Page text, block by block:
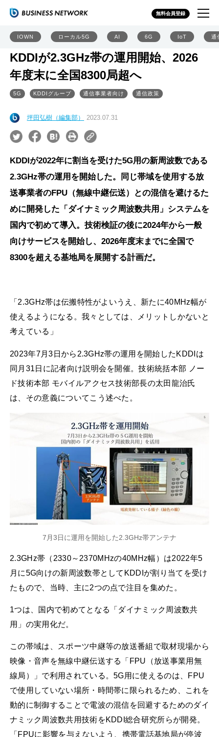
無料会員登録
IOWN ローカル5G AI 6G IoT 通
KDDIが2.3GHz帯の運用開始、2026
年度末に全国8300局超へ
5G KDDIグループ 通信事業者向け 通信政策
坪田弘樹（編集部） 2023.07.31
KDDIが2022年に割当を受けた5G用の新周波数である
2.3GHz帯の運用を開始した。同じ帯域を使用する放
送事業者のFPU（無線中継伝送）との混信を避けるた
めに開発した「ダイナミック周波数共用」システムを
国内で初めて導入。技術検証の後に2024年から一般
向けサービスを開始し、2026年度末までに全国で
8300を超える基地局を展開する計画だ。
「2.3GHz帯は伝搬特性がよいうえ、新たに40MHz幅が
使えるようになる。我々としては、メリットしかないと
考えている」
2023年7月3日から2.3GHz帯の運用を開始したKDDIは
同月31日に記者向け説明会を開催。技術統括本部 ノー
ド技術本部 モバイルアクセス技術部長の太田龍治氏
は、その意義についてこう述べた。
7月3日に運用を開始した2.3GHz帯アンテナ
2.3GHz帯（2330～2370MHzの40MHz幅）は2022年5
月に5G向けの新周波数帯としてKDDIが割り当てを受け
たもので、当時、主に2つの点で注目を集めた。
1つは、国内で初めてとなる「ダイナミック周波数共
用」の実用化だ。
この帯域は、スポーツ中継等の放送番組で取材現場から
映像・音声を無線中継伝送する「FPU（放送事業用無
線局）」で利用されている。5G用に使えるのは、FPU
で使用していない場所・時間帯に限られるため、これを
動的に制御することで電波の混信を回避するためのダイ
ナミック周波数共用技術をKDDI総合研究所らが開発。
「FPUに影響を与えないよう、携帯電話基地局が停波